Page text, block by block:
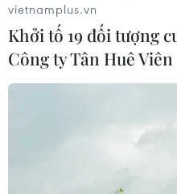
Lợi nhuận doanh nghiệp
nền tảng cho thị trường
khoán
Công nghệ AI từ OPES
tại Vietnam Insurance
vietnamplus.vn
Khởi tố 19 đối tượng
Công ty Tân Huê Viên